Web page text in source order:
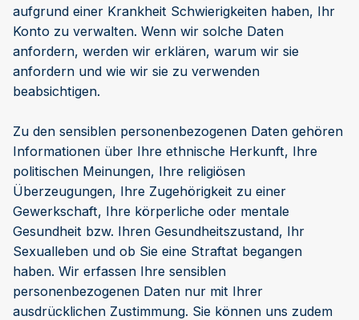
aufgrund einer Krankheit Schwierigkeiten haben, Ihr
Konto zu verwalten. Wenn wir solche Daten
anfordern, werden wir erklären, warum wir sie
anfordern und wie wir sie zu verwenden
beabsichtigen.
Zu den sensiblen personenbezogenen Daten gehören
Informationen über Ihre ethnische Herkunft, Ihre
politischen Meinungen, Ihre religiösen
Überzeugungen, Ihre Zugehörigkeit zu einer
Gewerkschaft, Ihre körperliche oder mentale
Gesundheit bzw. Ihren Gesundheitszustand, Ihr
Sexualleben und ob Sie eine Straftat begangen
haben. Wir erfassen Ihre sensiblen
personenbezogenen Daten nur mit Ihrer
ausdrücklichen Zustimmung. Sie können uns zudem